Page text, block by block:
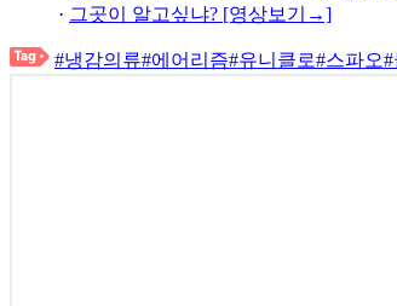
· 그곳이 알고싶냐? [영상보기→]
#냉감의류#에어리즘#유니클로#스파오